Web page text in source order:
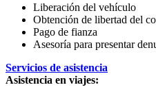
Liberación del vehículo
Obtención de libertad del
Pago de fianza
Asesoría para presentar
Servicios de asistencia
Asistencia en viajes: